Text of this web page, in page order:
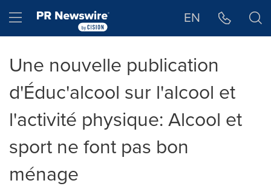
Hamburger menu EN
Une nouvelle publication
d'Éduc'alcool sur l'alcool et
l'activité physique: Alcool et
sport ne font pas bon
ménage